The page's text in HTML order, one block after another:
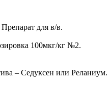
для в/в.
100мкг/кг №2.
– Седуксен или Реланиум.